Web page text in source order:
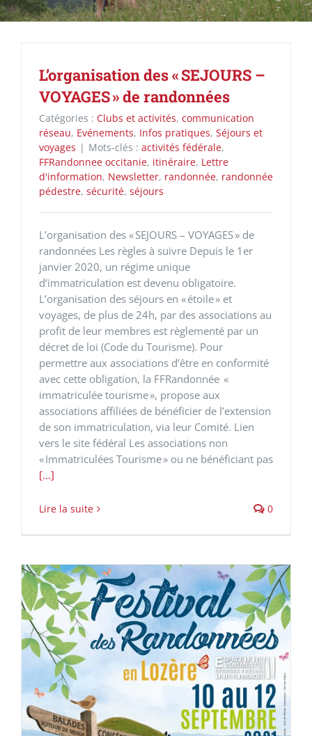
L’organisation des « SEJOURS –
VOYAGES » de randonnées
Catégories : Clubs et activités, communication
réseau, Evénements, Infos pratiques, Séjours et
voyages | Mots-clés : activités fédérale,
FFRandonnee occitanie, itinéraire, Lettre
d'information, Newsletter, randonnée, randonnée
pédestre, sécurité, séjours
L'organisation des « SEJOURS – VOYAGES » de
randonnées Les règles à suivre Depuis le 1er
janvier 2020, un régime unique
d’immatriculation est devenu obligatoire.
L’organisation des séjours en « étoile » et
voyages, de plus de 24h, par des associations au
profit de leur membres est règlementé par un
décret de loi (Code du Tourisme). Pour
permettre aux associations d’être en conformité
avec cette obligation, la FFRandonnée «
immatriculée tourisme », propose aux
associations affiliées de bénéficier de l’extension
de son immatriculation, via leur Comité. Lien
vers le site fédéral Les associations non
« Immatriculées Tourisme » ou ne bénéficiant pas
[...]
Lire la suite 0